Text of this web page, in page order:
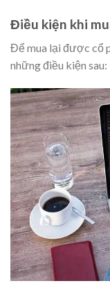
Điều kiện khi
Để mua lại được cổ
những điều kiện sau: